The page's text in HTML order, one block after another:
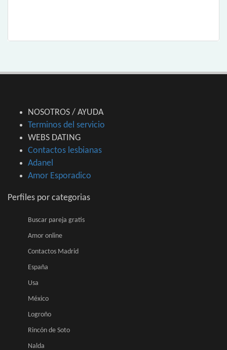
NOSOTROS / AYUDA
Terminos del servicio
WEBS DATING
Contactos lesbianas
Adanel
Amor Esporadico
Perfiles por categorias
Buscar pareja gratis
Amor online
Contactos Madrid
España
Usa
México
Logroño
Rincón de Soto
Nalda